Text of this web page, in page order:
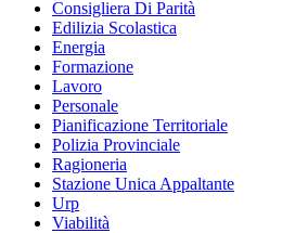
Consigliera Di Parità
Edilizia Scolastica
Energia
Formazione
Lavoro
Personale
Pianificazione Territoriale
Polizia Provinciale
Ragioneria
Stazione Unica Appaltante
Urp
Viabilità